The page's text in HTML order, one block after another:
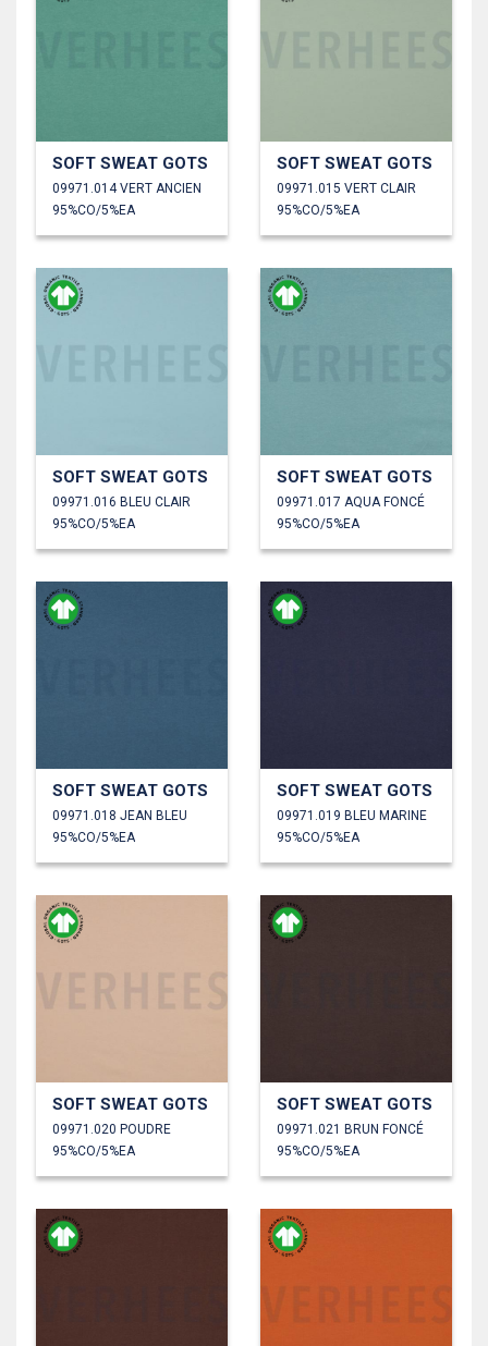
SOFT SWEAT GOTS
09971.014 VERT ANCIEN
95%CO/5%EA
SOFT SWEAT GOTS
09971.015 VERT CLAIR
95%CO/5%EA
SOFT SWEAT GOTS
09971.016 BLEU CLAIR
95%CO/5%EA
SOFT SWEAT GOTS
09971.017 AQUA FONCÉ
95%CO/5%EA
SOFT SWEAT GOTS
09971.018 JEAN BLEU
95%CO/5%EA
SOFT SWEAT GOTS
09971.019 BLEU MARINE
95%CO/5%EA
SOFT SWEAT GOTS
09971.020 POUDRE
95%CO/5%EA
SOFT SWEAT GOTS
09971.021 BRUN FONCÉ
95%CO/5%EA